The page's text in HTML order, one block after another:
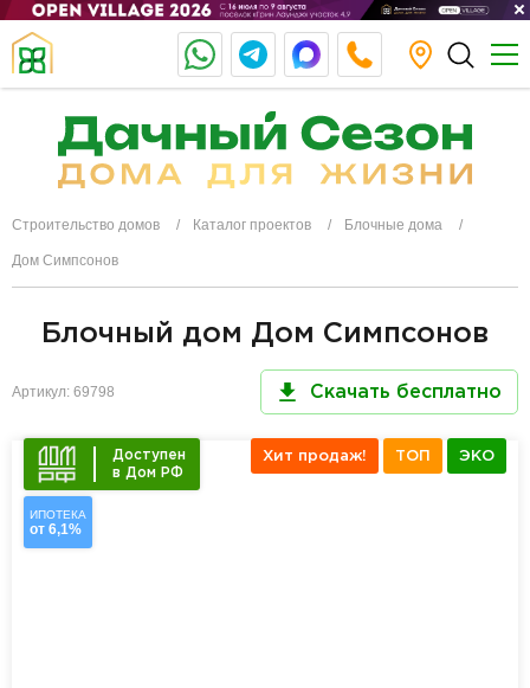
Строительство домов Каталог проектов Блочные дома
Дом Симпсонов
Блочный дом Дом Симпсонов
Артикул: 69798 Скачать бесплатно
Доступен
в Дом РФ
ИПОТЕКА
от 6,1%
Хит продаж! ТОП ЭКО